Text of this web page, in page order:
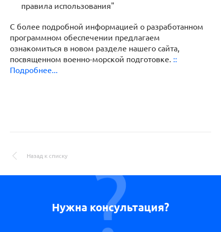
правила использования"
С более подробной информацией о разработанном
программном обеспечении предлагаем
ознакомиться в новом разделе нашего сайта,
посвященном военно-морской подготовке. ::
Подробнее...
Назад к списку
Нужна консультация?